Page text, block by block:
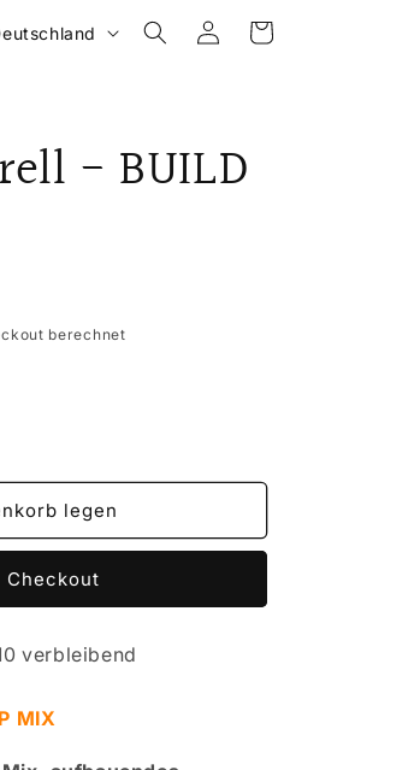
| Deutschland EinloggenWarenkorb
- BUILD
berechnet
legen
Checkout
verbleibend
MIX